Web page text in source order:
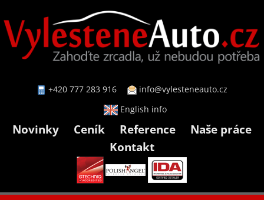
+420 777 283 916
info@vylesteneauto.cz
English info
Novinky Ceník Reference
Naše práce
Kontakt